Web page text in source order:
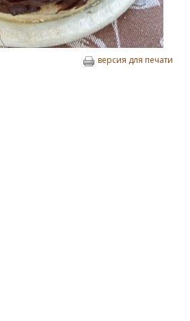
версия для печати